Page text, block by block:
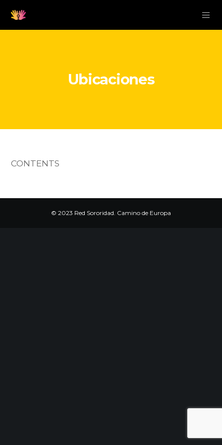
Ubicaciones
CONTENTS
© 2023 Red Sororidad. Camino de Europa